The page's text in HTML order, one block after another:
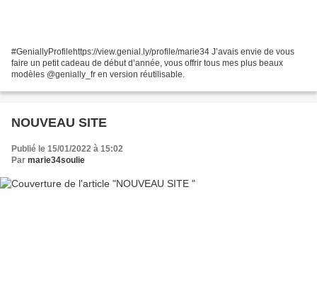
#GeniallyProfilehttps://view.genial.ly/profile/marie34 J’avais envie de vous
faire un petit cadeau de début d’année, vous offrir tous mes plus beaux
modèles @genially_fr en version réutilisable.
NOUVEAU SITE
Publié le 15/01/2022 à 15:02
Par marie34soulie